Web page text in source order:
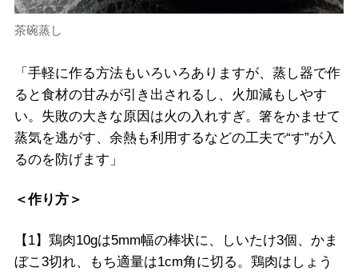
茶碗蒸し
「手軽に作る方法もいろいろありますが、蒸し器で作
ると食材の甘みが引き出されるし、火加減もしやす
い。失敗の大きな原因は火の入れすぎ。箸をかませて
蒸気を逃がす、余熱も利用するなどの工夫で“す”が入
るのを防げます」
＜作り方＞
【1】鶏肉10gは5mm幅の棒状に、しいたけ3個、かま
ぼこ3切れ、もち適量は1cm角に切る。鶏肉はしょう